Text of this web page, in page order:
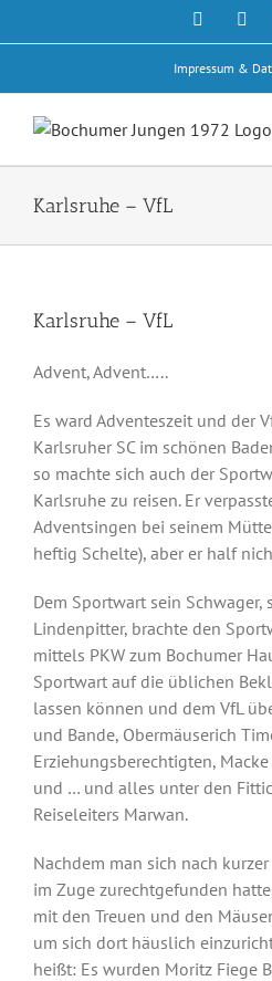
Inhalt
Facebook
Impressum &
Karlsruhe – VfL
Karlsruhe – VfL
Advent, Advent…..
Es ward Adventeszeit und der
Karlsruher SC im schönen
so machte sich auch der
Karlsruhe zu reisen. Er
Adventsingen bei seinem
heftig Schelte), aber er half
Dem Sportwart sein Schwager,
Lindenpitter, brachte den
mittels PKW zum Bochumer
Sportwart auf die üblichen
lassen können und dem VfL
und Bande, Obermäuserich
Erziehungsberechtigten,
und … und alles unter den
Reiseleiters Marwan.
Nachdem man sich nach
im Zuge zurechtgefunden
mit den Treuen und den
um sich dort häuslich
heißt: Es wurden Moritz Fiege